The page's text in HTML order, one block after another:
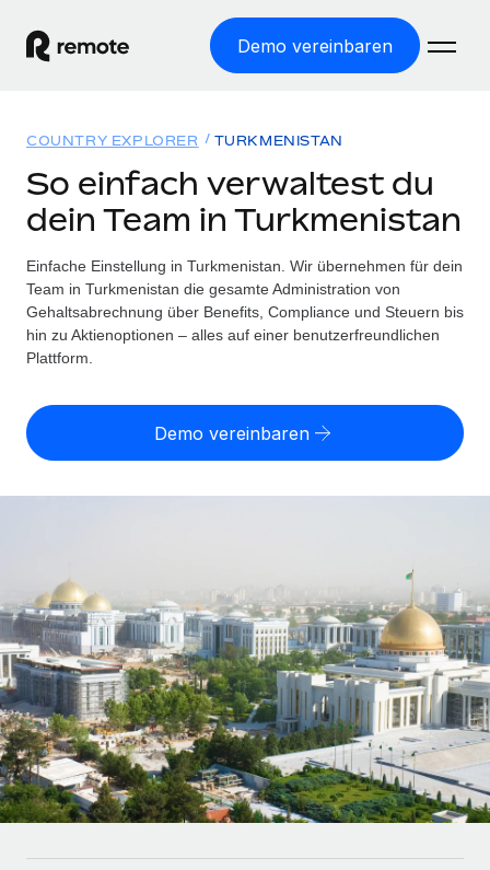
Demo vereinbaren
WELTWEITE BESCHÄFTIGUNG
Globale Payroll
Einfache, rechtssicher Payroll
Employer of Record
Weltweites Wachstum ohne Kosten für Niederlassungen
Contractor of Record
Rechtssichere, weltweite Arbeit mit Freelancer:innen
Globales Onboarding und Verwalten von
Auslagern von komplexen HR-Aufgaben
INFRASTRUKTUR
Remote Embedded
Nahtlose Integration der HR in bestehende Abläufe
Plattform
Integrierte HR-Kernfunktionen für dein Team
Lösungen
WELTWEITE ABDECKUNG
Country Explorer
Länderspezifische Unterstützung bei der Einstellung
Einfache Einstellung in allen US-Bundesstaaten
Startups
Agile HR- und Payroll-Lösungen für wachsende
Unternehmen
Mittelstand
Maßgeschneiderte HR-Lösungen, um Teams zu
vergrößern
Enterprise
Globale HR für Konzerne und Großunternehmen
Ressourcen
TOOLS UND RECHNER
Scheinselbstständigkeitsrisiko berechnen
Personalkostenrechner
Informationen zu möglichen Währungen und
Abwicklungsfristen für globale Freelancer:innen
LERNEN MIT REMOTE
Forschung und Leitfäden
Fallstudien
HR-Glossar
Preise
Français
Deutsch
Español
Italiano
Português (Portugal)
COUNTRY EXPLORER TURKMENISTAN
So einfach verwaltest du
dein Team in Turkmenistan
Einfache Einstellung in Turkmenistan. Wir übernehmen für dein
Team in Turkmenistan die gesamte Administration von
Gehaltsabrechnung über Benefits, Compliance und Steuern bis
hin zu Aktienoptionen – alles auf einer benutzerfreundlichen
Plattform.
Demo vereinbaren